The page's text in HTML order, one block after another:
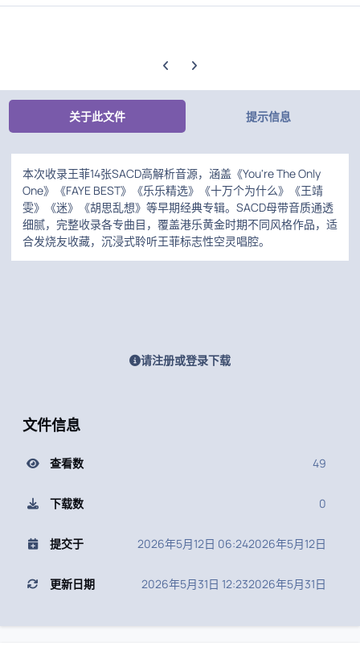
上一张轮播幻灯片
下一张轮播幻灯片
关于此文件 提示信息
本次收录王菲14张SACD高解析音源，涵盖《You're The Only
One》《FAYE BEST》《乐乐精选》《十万个为什么》《王靖
雯》《迷》《胡思乱想》等早期经典专辑。SACD母带音质通透
细腻，完整收录各专曲目，覆盖港乐黄金时期不同风格作品，适
合发烧友收藏，沉浸式聆听王菲标志性空灵唱腔。
请注册或登录下载
文件信息
查看数 49
下载数 0
提交于 2026年5月12日 06:242026年5月12日
更新日期 2026年5月31日 12:232026年5月31日